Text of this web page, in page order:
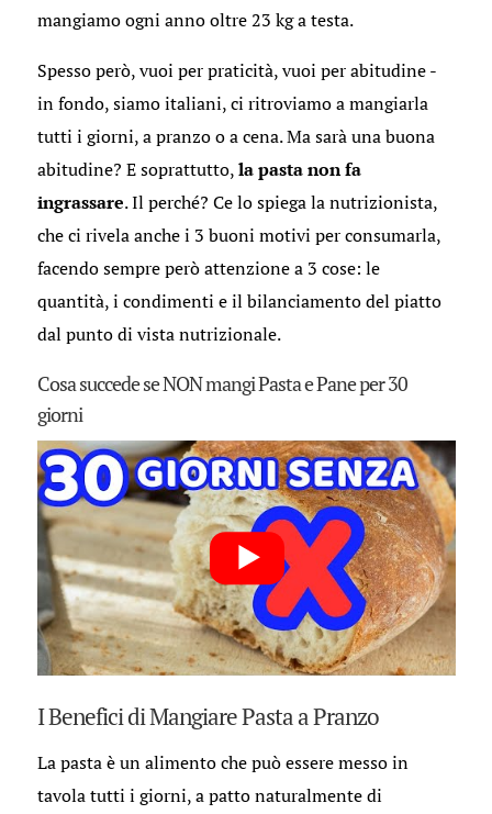
mangiamo ogni anno oltre 23 kg a testa.
Spesso però, vuoi per praticità, vuoi per abitudine -
in fondo, siamo italiani, ci ritroviamo a mangiarla
tutti i giorni, a pranzo o a cena. Ma sarà una buona
abitudine? E soprattutto,la pasta non fa
ingrassare. Il perché? Ce lo spiega la nutrizionista,
che ci rivela anche i 3 buoni motivi per consumarla,
facendo sempre però attenzione a 3 cose: le
quantità, i condimenti e il bilanciamento del piatto
dal punto di vista nutrizionale.
Cosa succede se NON mangi Pasta e Pane per 30
giorni
I Benefici di Mangiare Pasta a Pranzo
La pasta è un alimento che può essere messo in
tavola tutti i giorni, a patto naturalmente di